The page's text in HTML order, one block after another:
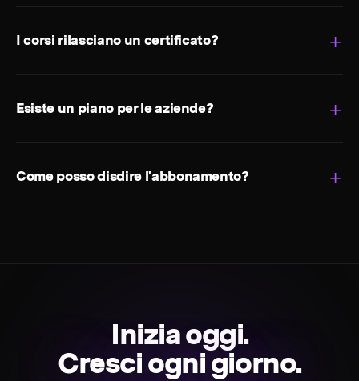
I corsi rilasciano un certificato?
Esiste un piano per le aziende?
Come posso disdire l'abbonamento?
Inizia oggi.
Cresci ogni giorno.